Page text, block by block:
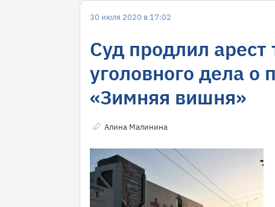
30 июля 2020 в 17:02
Суд продлил
уголовного дела
«Зимняя вишня»
Алина Малинина